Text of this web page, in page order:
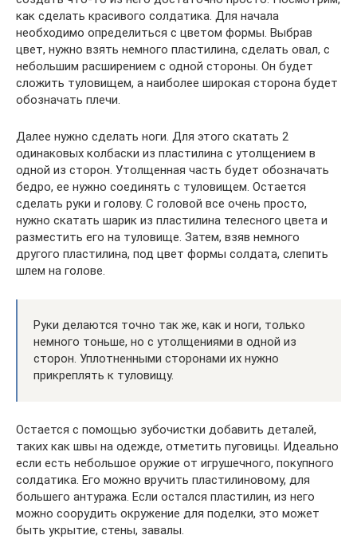
как сделать красивого солдатика. Для начала
необходимо определиться с цветом формы. Выбрав
цвет, нужно взять немного пластилина, сделать овал, с
небольшим расширением с одной стороны. Он будет
сложить туловищем, а наиболее широкая сторона будет
обозначать плечи.
Далее нужно сделать ноги. Для этого скатать 2
одинаковых колбаски из пластилина с утолщением в
одной из сторон. Утолщенная часть будет обозначать
бедро, ее нужно соединять с туловищем. Остается
сделать руки и голову. С головой все очень просто,
нужно скатать шарик из пластилина телесного цвета и
разместить его на туловище. Затем, взяв немного
другого пластилина, под цвет формы солдата, слепить
шлем на голове.
Руки делаются точно так же, как и ноги, только
немного тоньше, но с утолщениями в одной из
сторон. Уплотненными сторонами их нужно
прикреплять к туловищу.
Остается с помощью зубочистки добавить деталей,
таких как швы на одежде, отметить пуговицы. Идеально
если есть небольшое оружие от игрушечного, покупного
солдатика. Его можно вручить пластилиновому, для
большего антуража. Если остался пластилин, из него
можно соорудить окружение для поделки, это может
быть укрытие, стены, завалы.